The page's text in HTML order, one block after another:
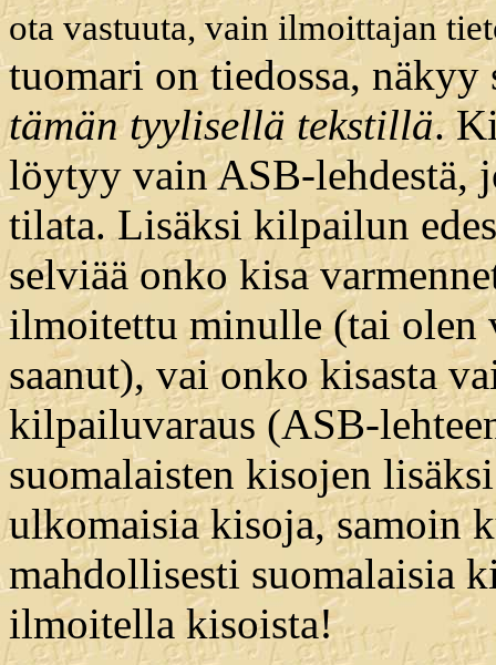
ota vastuuta, vain ilmoittajan
tuomari on tiedossa,
tämän tyylisellä tekstillä.
löytyy vain ASB-lehdestä,
tilata. Lisäksi kilpailun
selviää onko kisa
ilmoitettu minulle (tai olen
saanut), vai onko kisasta
kilpailuvaraus (ASB-
suomalaisten kisojen
ulkomaisia kisoja, samoin
mahdollisesti suomalaisia
ilmoitella kisoista!